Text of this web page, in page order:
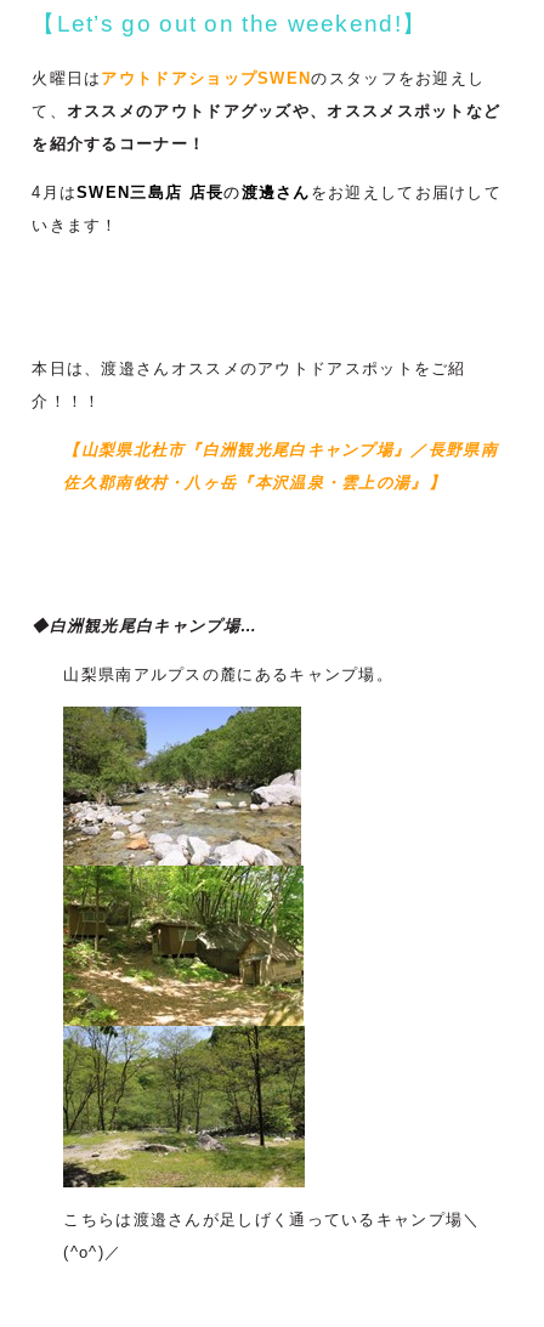
【Let’s go out on the weekend!】
火曜日は アウトドアショップSWENのスタッフをお迎えし
て、 オススメのアウトドアグッズや、オススメスポットなど
を紹介するコーナー！
4月はSWEN三島店 店長の渡邊さん をお迎えしてお届けして
いきます！
本日は、渡邉さんオススメのアウトドアスポットをご紹
介！！！
【山梨県北杜市『白洲観光尾白キャンプ場』／長野県南
佐久郡南牧村・八ヶ岳『本沢温泉・雲上の湯』】
◆白洲観光尾白キャンプ場…
山梨県南アルプスの麓にあるキャンプ場。
こちらは渡邉さんが足しげく通っているキャンプ場＼
(^o^)／